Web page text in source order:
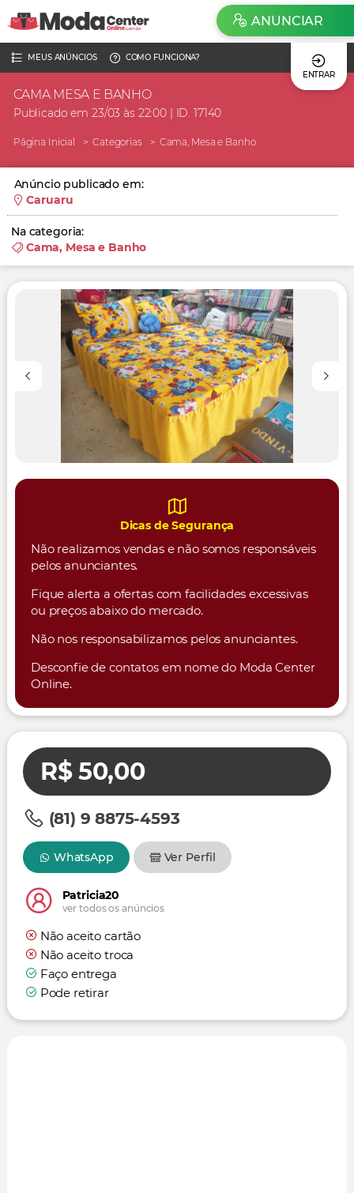
MEUS ANÚNCIOS
COMO FUNCIONA?
ENTRAR
ANUNCIAR
CAMA MESA E BANHO
Publicado em 23/03 às 22:00 | ID. 17140
Página Inicial Categorias Cama, Mesa e Banho
Anúncio publicado em:
Caruaru
Na categoria:
Cama, Mesa e Banho
Dicas de Segurança
Não realizamos vendas e não somos responsáveis
pelos anunciantes.
Fique alerta a ofertas com facilidades excessivas
ou preços abaixo do mercado.
Não nos responsabilizamos pelos anunciantes.
Desconfie de contatos em nome do Moda Center
Online.
R$ 50,00
(81) 9 8875-4593
WhatsApp Ver Perfil
Patricia20
ver todos os anúncios
Não aceito cartão
Não aceito troca
Faço entrega
Pode retirar